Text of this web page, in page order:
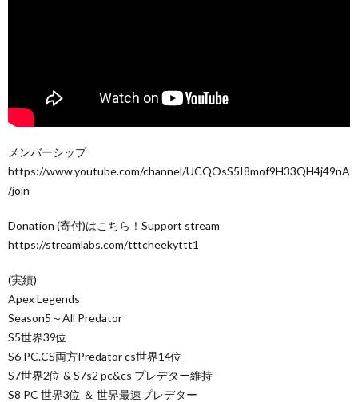
メンバーシップ
https://www.youtube.com/channel/UCQOsS5I8mof9H33QH4j49nA
/join
Donation (寄付)はこちら！Support stream
https://streamlabs.com/tttcheekyttt1
(実績)
Apex Legends
Season5～All Predator
S5世界39位
S6 PC.CS両方Predator cs世界14位
S7世界2位 & S7s2 pc&cs プレデター維持
S8 PC 世界3位 ＆ 世界最速プレデター